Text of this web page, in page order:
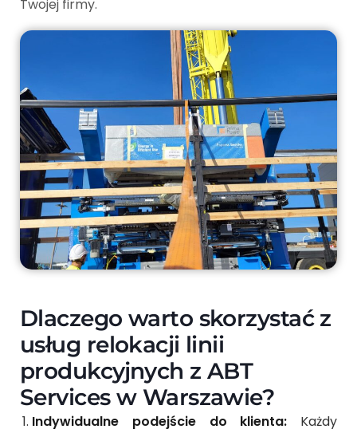
Twojej firmy.
Dlaczego warto skorzystać z
usług relokacji linii
produkcyjnych z ABT
Services w Warszawie?
Indywidualne podejście do klienta: Każdy